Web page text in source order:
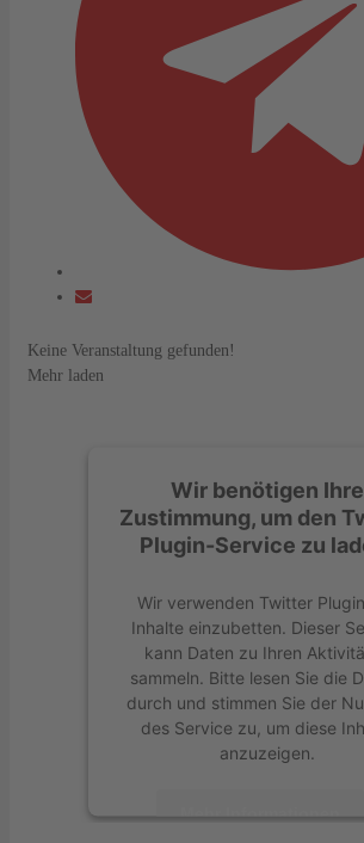
Keine Veranstaltung gefunden!
Mehr laden
Wir benötigen Ihre
Zustimmung, um den
Plugin-Service zu
Wir verwenden Twitter
Inhalte einzubetten. Dieser
kann Daten zu Ihren
sammeln. Bitte lesen Sie die
durch und stimmen Sie der
des Service zu, um diese
anzuzeigen.
Mehr Informationen